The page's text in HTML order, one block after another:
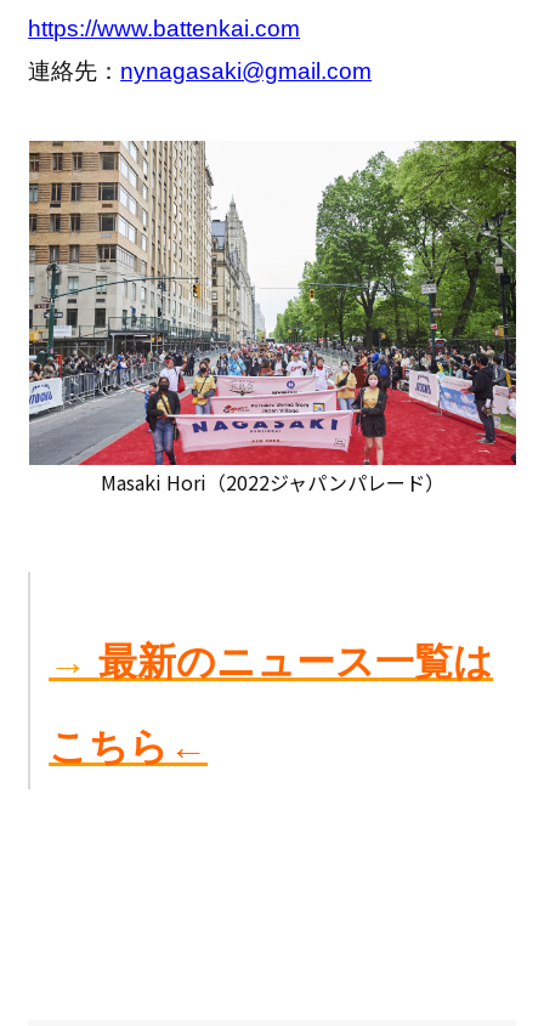
https://www.battenkai.com
連絡先： nynagasaki@gmail.com
Masaki Hori（2022ジャパンパレード）
→最新のニュース一覧は
こちら←